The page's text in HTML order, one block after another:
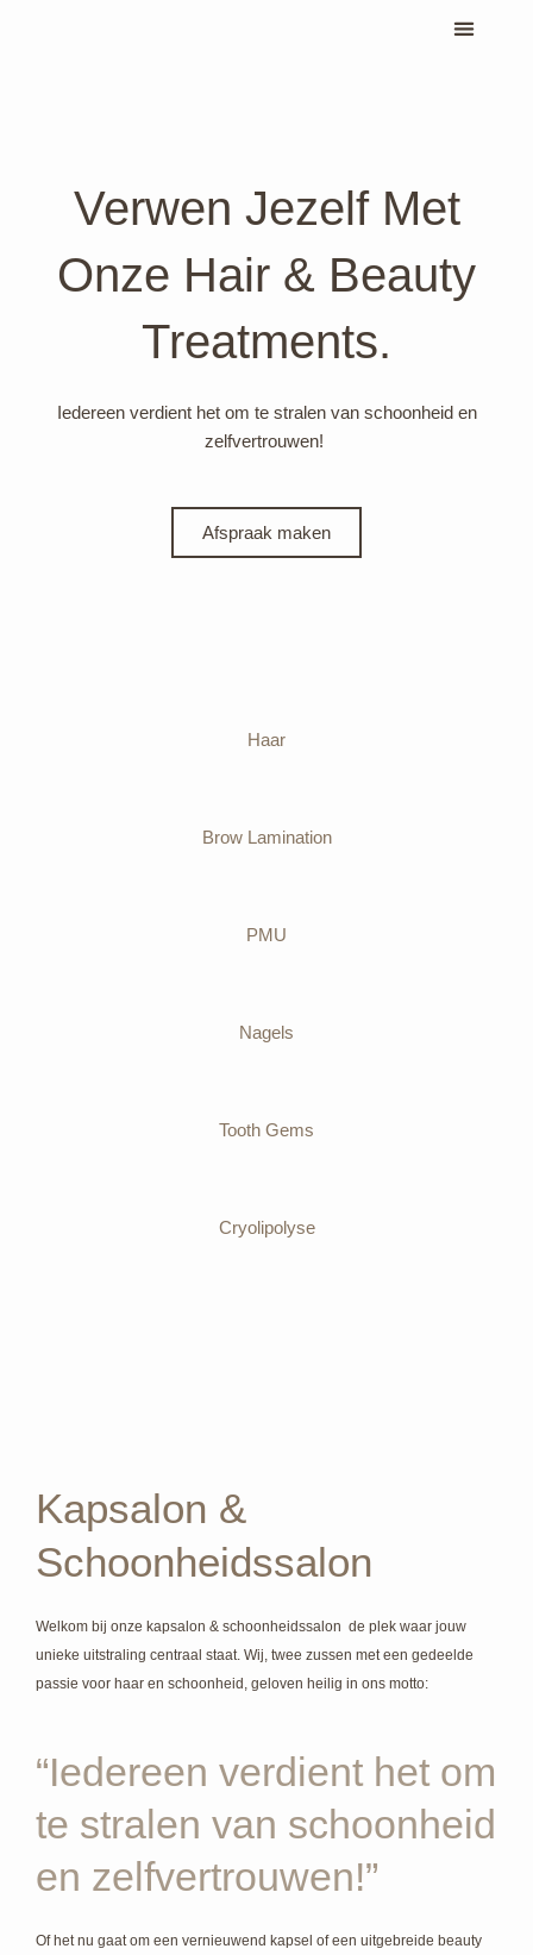
Verwen Jezelf Met
Onze Hair & Beauty
Treatments.
Iedereen verdient het om te stralen van schoonheid en
zelfvertrouwen!
Afspraak maken
Haar
Brow Lamination
PMU
Nagels
Tooth Gems
Cryolipolyse
Kapsalon &
Schoonheidssalon
Welkom bij onze kapsalon & schoonheidssalon de plek waar jouw
unieke uitstraling centraal staat. Wij, twee zussen met een gedeelde
passie voor haar en schoonheid, geloven heilig in ons motto:
“Iedereen verdient het om
te stralen van schoonheid
en zelfvertrouwen!”
Of het nu gaat om een vernieuwend kapsel of een uitgebreide beauty